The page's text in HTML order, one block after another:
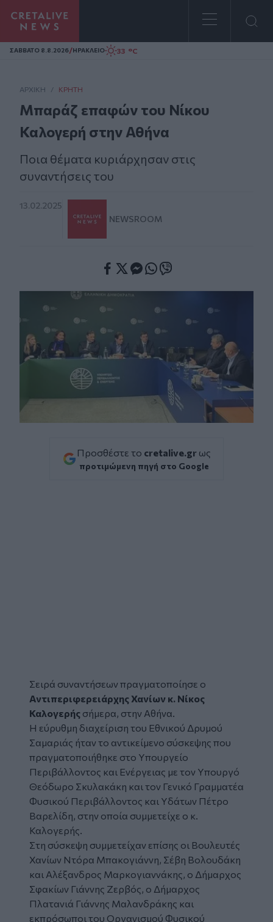
Homepage
ΣAΒΒΑΤΟ 8.8.2026/ΗΡΑΚΛΕΙΟ 33 °C
ΑΡΧΙΚΗ / ΚΡΉΤΗ
Μπαράζ επαφών του Νίκου
Καλογερή στην Αθήνα
Ποια θέματα κυριάρχησαν στις
συναντήσεις του
13.02.2025
NEWSROOM
Προσθέστε το cretalive.gr ως
προτιμώμενη πηγή στο Google
Σειρά συναντήσεων πραγματοποίησε ο
Αντιπεριφερειάρχης Χανίων κ. Νίκος
Καλογερής σήμερα, στην Αθήνα.
Η εύρυθμη διαχείριση του Εθνικού Δρυμού
Σαμαριάς ήταν το αντικείμενο σύσκεψης που
πραγματοποιήθηκε στο Υπουργείο
Περιβάλλοντος και Ενέργειας με τον Υπουργό
Θεόδωρο Σκυλακάκη και τον Γενικό Γραμματέα
Φυσικού Περιβάλλοντος και Υδάτων Πέτρο
Βαρελίδη, στην οποία συμμετείχε ο κ.
Καλογερής.
Στη σύσκεψη συμμετείχαν επίσης οι Βουλευτές
Χανίων Ντόρα Μπακογιάννη, Σέβη Βολουδάκη
και Αλέξανδρος Μαρκογιαννάκης, ο Δήμαρχος
Σφακίων Γιάννης Ζερβός, ο Δήμαρχος
Πλατανιά Γιάννης Μαλανδράκης και
εκπρόσωποι του Οργανισμού Φυσικού